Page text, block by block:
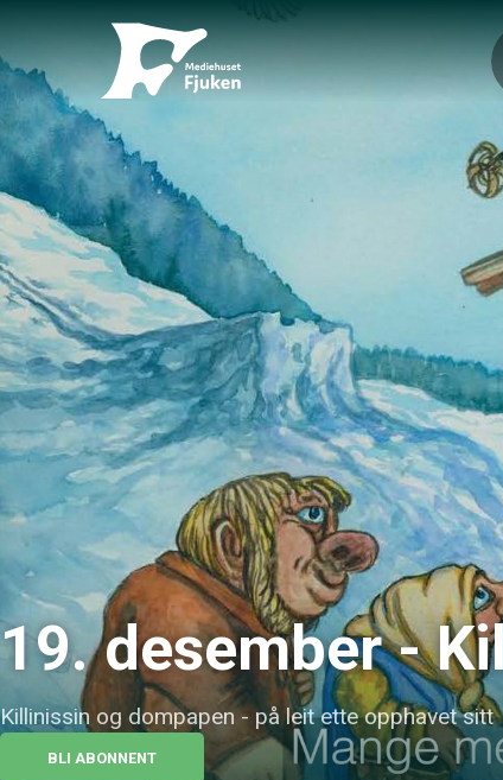
19. desember -
Killinissin og dompapen - på leit ette opphavet sitt
BLI ABONNENT